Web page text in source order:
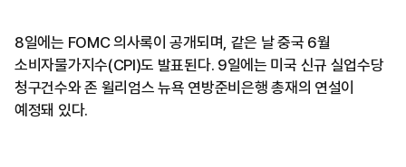
8일에는 FOMC 의사록이 공개되며, 같은 날 중국 6월
소비자물가지수(CPI)도 발표된다. 9일에는 미국 신규 실업수당
청구건수와 존 윌리엄스 뉴욕 연방준비은행 총재의 연설이
예정돼 있다.